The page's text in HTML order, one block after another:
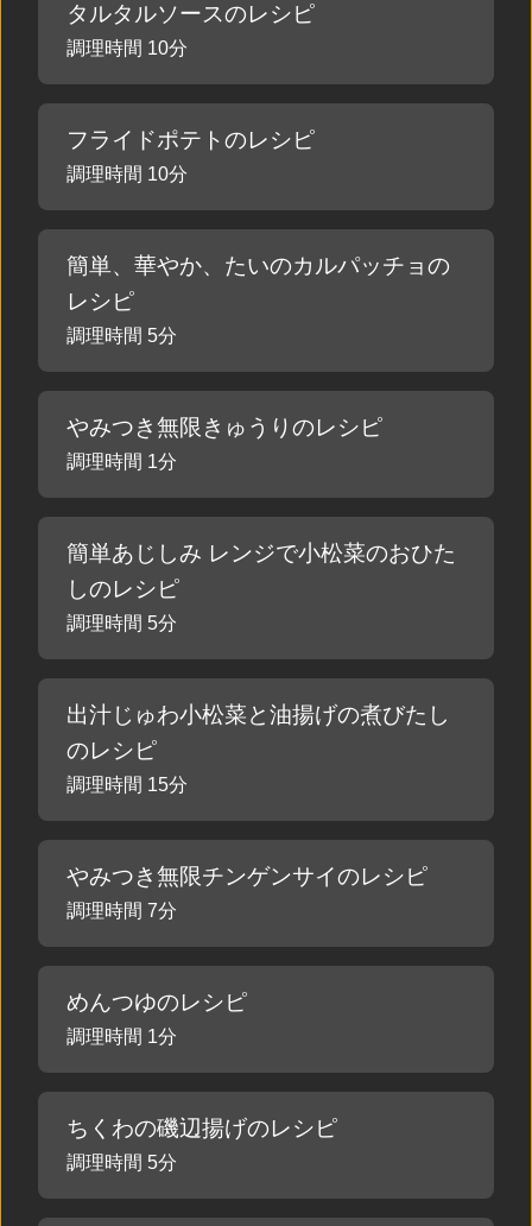
タルタルソースのレシピ
調理時間 10分
フライドポテトのレシピ
調理時間 10分
簡単、華やか、たいのカルパッチョの
レシピ
調理時間 5分
やみつき無限きゅうりのレシピ
調理時間 1分
簡単あじしみ レンジで小松菜のおひた
しのレシピ
調理時間 5分
出汁じゅわ小松菜と油揚げの煮びたし
のレシピ
調理時間 15分
やみつき無限チンゲンサイのレシピ
調理時間 7分
めんつゆのレシピ
調理時間 1分
ちくわの磯辺揚げのレシピ
調理時間 5分